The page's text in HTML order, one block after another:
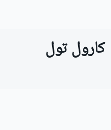
كارول تول